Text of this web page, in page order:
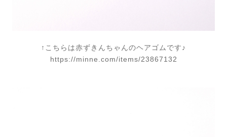
↑こちらは赤ずきんちゃんのヘアゴムです♪
https://minne.com/items/23867132